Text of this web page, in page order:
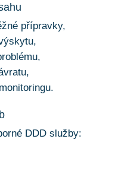
přípravky,
DDD služby: